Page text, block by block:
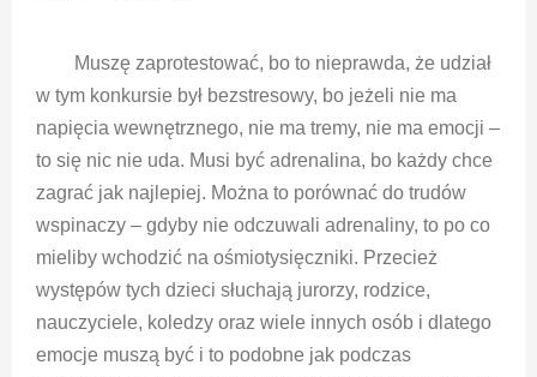
Muszę zaprotestować, bo to nieprawda, że udział
w tym konkursie był bezstresowy, bo jeżeli nie ma
napięcia wewnętrznego, nie ma tremy, nie ma emocji –
to się nic nie uda. Musi być adrenalina, bo każdy chce
zagrać jak najlepiej. Można to porównać do trudów
wspinaczy – gdyby nie odczuwali adrenaliny, to po co
mieliby wchodzić na ośmiotysięczniki. Przecież
występów tych dzieci słuchają jurorzy, rodzice,
nauczyciele, koledzy oraz wiele innych osób i dlatego
emocje muszą być i to podobne jak podczas